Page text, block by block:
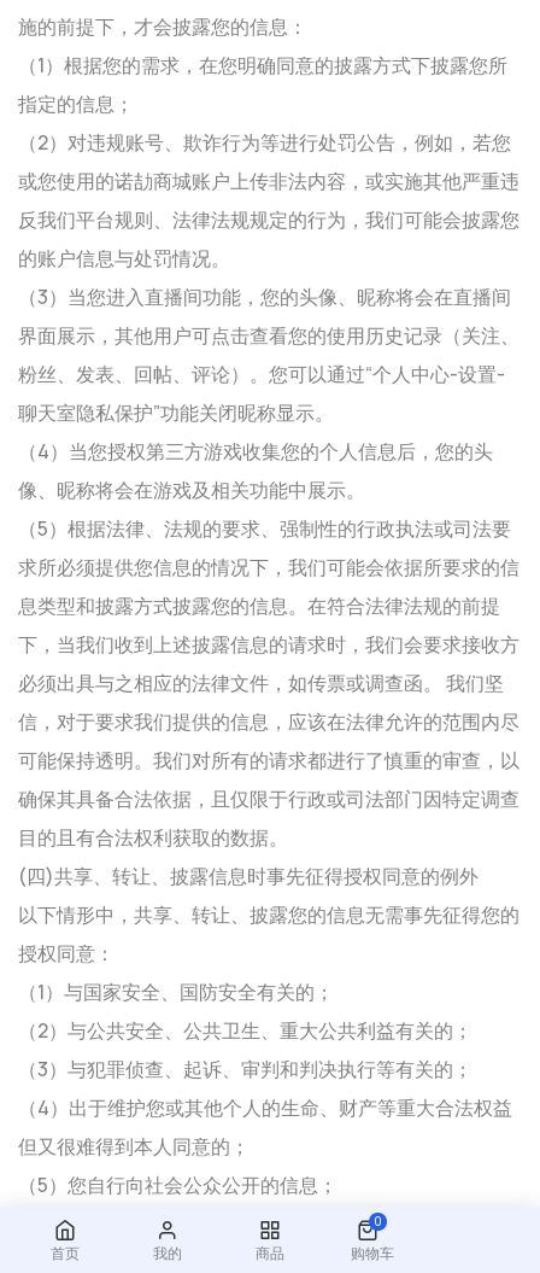
施的前提下，才会披露您的信息：
（1）根据您的需求，在您明确同意的披露方式下披露您所
指定的信息；
（2）对违规账号、欺诈行为等进行处罚公告，例如，若您
或您使用的诺劼商城账户上传非法内容，或实施其他严重违
反我们平台规则、法律法规规定的行为，我们可能会披露您
的账户信息与处罚情况。
（3）当您进入直播间功能，您的头像、昵称将会在直播间
界面展示，其他用户可点击查看您的使用历史记录（关注、
粉丝、发表、回帖、评论）。您可以通过“个人中心-设置-
聊天室隐私保护”功能关闭昵称显示。
（4）当您授权第三方游戏收集您的个人信息后，您的头
像、昵称将会在游戏及相关功能中展示。
（5）根据法律、法规的要求、强制性的行政执法或司法要
求所必须提供您信息的情况下，我们可能会依据所要求的信
息类型和披露方式披露您的信息。在符合法律法规的前提
下，当我们收到上述披露信息的请求时，我们会要求接收方
必须出具与之相应的法律文件，如传票或调查函。 我们坚
信，对于要求我们提供的信息，应该在法律允许的范围内尽
可能保持透明。我们对所有的请求都进行了慎重的审查，以
确保其具备合法依据，且仅限于行政或司法部门因特定调查
目的且有合法权利获取的数据。
(四)共享、转让、披露信息时事先征得授权同意的例外
以下情形中，共享、转让、披露您的信息无需事先征得您的
授权同意：
（1）与国家安全、国防安全有关的；
（2）与公共安全、公共卫生、重大公共利益有关的；
（3）与犯罪侦查、起诉、审判和判决执行等有关的；
（4）出于维护您或其他个人的生命、财产等重大合法权益
但又很难得到本人同意的；
（5）您自行向社会公众公开的信息；
（6）从合法公开披露的信息中收集信息的，如合法的新闻
报道、政府信息公开等渠道。
首页 我的 商品
0
购物车